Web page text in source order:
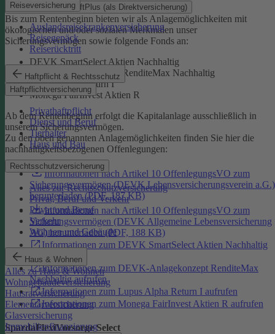
Reiseversicherung
Auslandsreisekrankenversicherung
Reisegepäck
Reiserücktritt
Haftpflicht & Rechtsschutz
Haftpflichtversicherung
Privathaftpflicht
Dienst und Beruf
Tierhalter
Haus und Bau
Rechtsschutzversicherung
Alles zur Rechtsschutzversicherung
Privat, Beruf und Verkehr
Privat und Beruf
Verkehr
Wohnen und Gebäude
Haus & Wohnen
Alles zu Haus & Wohnen
Wohngebäudeversicherung
Hausratversicherung
Elementarversicherung
Glasversicherung
Immobilienfinanzierung
DEVK-Rente ZukunftPlus (als Direktversicherung)
Bis zum Rentenbeginn bieten wir als Anlagemöglichkeiten mit
ökologischen und/oder sozialen Merkmalen unser
Sicherungsvermögen sowie folgende Fonds an:
DEVK SmartSelect Aktien Nachhaltig
DEVK-Anlagekonzept RenditeMax Nachhaltig
Lupus Alpha Return I
Monega FairInvest Aktien R
Ab dem Rentenbeginn erfolgt die Kapitalanlage ausschließlich in
unserem Sicherungsvermögen.
Zu den oben genannten Anlagemöglichkeiten finden Sie hier die
nachhaltigkeitsbezogenen Offenlegungen:
Informationen nach Artikel 10 OffenlegungsVO zum
Sicherungsvermögen (DEVK Lebensversicherungsverein a.G.)
herunterladen (PDF, 187 KB)
Informationen nach Artikel 10 OffenlegungsVO zum
Sicherungsvermögen (DEVK Allgemeine Lebensversicherung
AG) herunterladen (PDF, 188 KB)
Informationen zum DEVK SmartSelect Aktien Nachhaltig
aufrufen
Informationen zum DEVK-Anlagekonzept RenditeMax
Nachhaltig aufrufen
Informationen zum Lupus Alpha Return I aufrufen
Informationen zum Monega FairInvest Aktien R aufrufen
SpardaFlexiVorsorge Select